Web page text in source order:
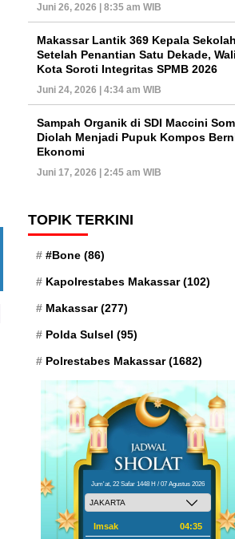
Juni 26, 2026 | 8:35 am WIB
Makassar Lantik 369 Kepala Sekolah
Setelah Penantian Satu Dekade, Wali
Kota Soroti Integritas SPMB 2026
Juni 24, 2026 | 4:34 am WIB
Sampah Organik di SDI Maccini
Diolah Menjadi Pupuk Kompos
Ekonomi
Juni 17, 2026 | 2:45 am WIB
TOPIK TERKINI
#Bone (86)
Kapolrestabes Makassar(102)
Makassar(277)
Polda Sulsel (95)
Polrestabes Makassar(1682)
Jum'at, 22 Safar 1448 H / 07 Agustus 2026
Imsak 04:35